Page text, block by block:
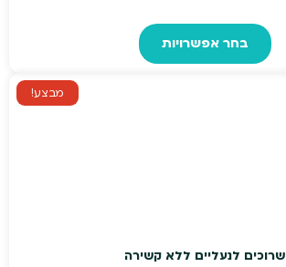
בחר אפשרויות
זה
מבצע!
שרוכים לנעליים ללא קשירה